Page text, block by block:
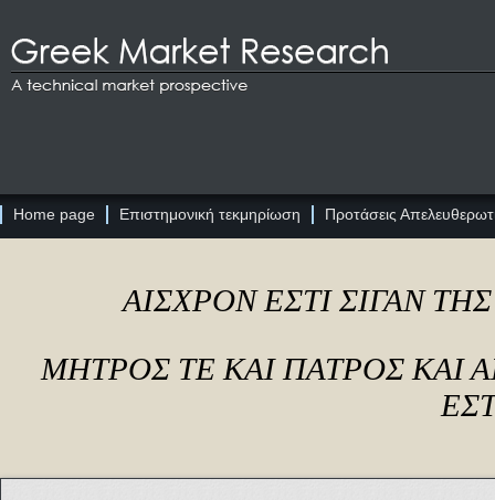
Home page Επιστημονική τεκμηρίωση Προτάσεις
ΑΙΣΧΡΟΝ ΕΣΤΙ ΣΙΓΑΝ
ΜΗΤΡΟΣ ΤΕ ΚΑΙ ΠΑΤΡΟΣ ΚΑΙ